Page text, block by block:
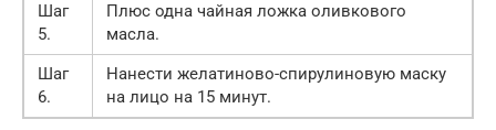
Шаг
5.
Плюс одна чайная ложка оливкового
масла.
Шаг
6.
Нанести желатиново-спирулиновую маску
на лицо на 15 минут.